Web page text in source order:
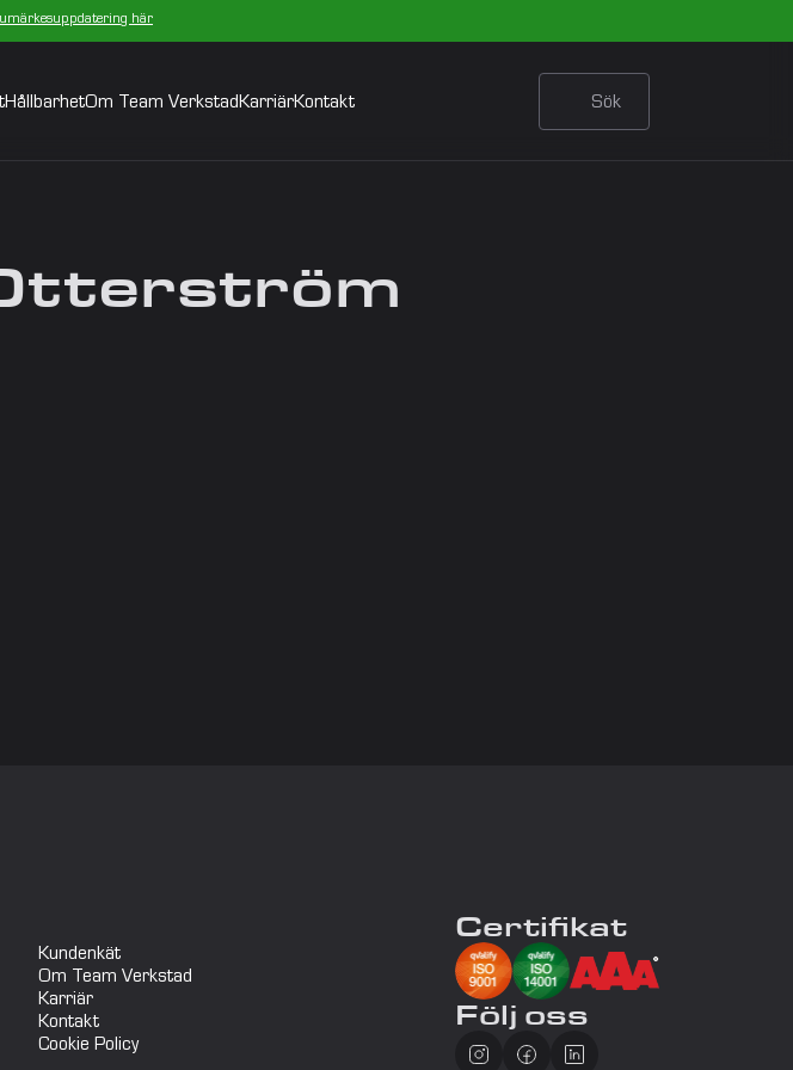
här
HållbarhetOm Team VerkstadKarriärKontakt Sök
Kundenkät
Om Team Verkstad
Karriär
Kontakt
Cookie Policy
Certifikat
Följ oss